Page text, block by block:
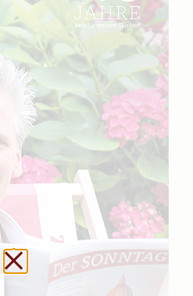
Schließen ohne zu